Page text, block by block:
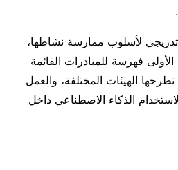
لأسلوب ممارسة نشاطها،
فهرسة للمبادرات القائمة
الهيئات المختلفة، والعمل
الذكاء الاصطناعي داخل